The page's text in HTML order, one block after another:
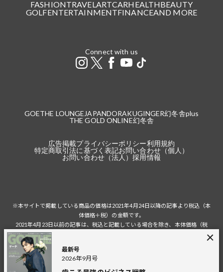
最新号
2026年9月号
FASHIONTRAVELARTCARHEALTHBEAUTY
GOLFENTERTAINMENTFINANCEAND MORE
Connect with us
GOETHE LOUNGEJAPANDORAKUGINGER幻冬舎plus
THE GOLD ONLINE幻冬舎
広告掲載プライバシーポリシー利用規約
特定商取引法に基づく表記お問い合わせ（個人）
お問い合わせ（法人）採用情報
※本サイトで掲載している商品の価格は2021年4月24日以降の記事より税込（本
体価格＋税）の金額です。
2021年4月23日以前の記事は、税込と記載している場合を除き、本体価格（税
税込の場合の税額は掲載当時の税率に準じます。